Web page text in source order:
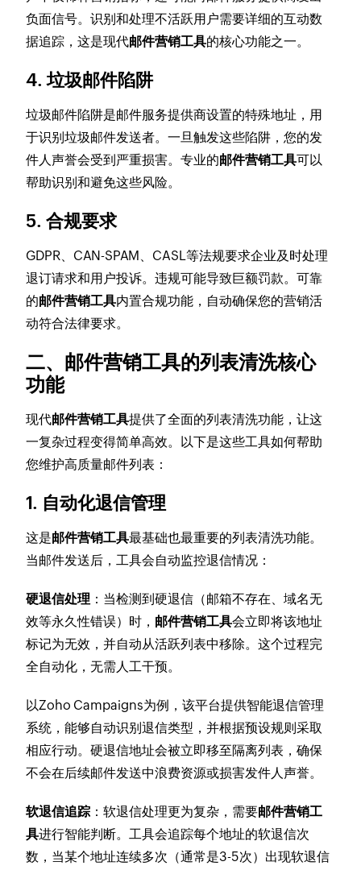
负面信号。识别和处理不活跃用户需要详细的互动数
据追踪，这是现代邮件营销工具的核心功能之一。
4. 垃圾邮件陷阱
垃圾邮件陷阱是邮件服务提供商设置的特殊地址，用
于识别垃圾邮件发送者。一旦触发这些陷阱，您的发
件人声誉会受到严重损害。专业的邮件营销工具可以
帮助识别和避免这些风险。
5. 合规要求
GDPR、CAN-SPAM、CASL等法规要求企业及时处理
退订请求和用户投诉。违规可能导致巨额罚款。可靠
的邮件营销工具内置合规功能，自动确保您的营销活
动符合法律要求。
二、邮件营销工具的列表清洗核心
功能
现代邮件营销工具提供了全面的列表清洗功能，让这
一复杂过程变得简单高效。以下是这些工具如何帮助
您维护高质量邮件列表：
1. 自动化退信管理
这是邮件营销工具最基础也最重要的列表清洗功能。
当邮件发送后，工具会自动监控退信情况：
硬退信处理 ：当检测到硬退信（邮箱不存在、域名无
效等永久性错误）时， 邮件营销工具会立即将该地址
标记为无效，并自动从活跃列表中移除。这个过程完
全自动化，无需人工干预。
以Zoho Campaigns为例，该平台提供智能退信管理
系统，能够自动识别退信类型，并根据预设规则采取
相应行动。硬退信地址会被立即移至隔离列表，确保
不会在后续邮件发送中浪费资源或损害发件人声誉。
软退信追踪 ：软退信处理更为复杂，需要邮件营销工
具进行智能判断。工具会追踪每个地址的软退信次
数，当某个地址连续多次（通常是3-5次）出现软退信